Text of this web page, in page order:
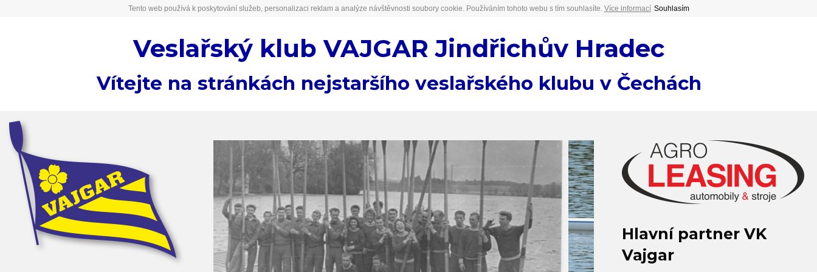
Tento web používá k poskytování služeb, personalizaci reklam a analýze návštěvnosti soubory cookie. Používáním tohoto webu s tím souhlasíte. Více informací Souhlasím
Veslařský klub VAJGAR Jindřichův Hradec
Vítejte na stránkách nejstaršího veslařského klubu v Čechách
Hlavní partner VK
Vajgar